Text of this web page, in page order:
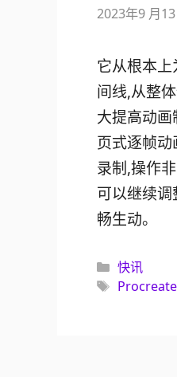
2023年9 月
它从根本
间线,从整
大提高动
页式逐帧
录制,操作
可以继续
畅生动。
分
类
快讯
标
Procreate